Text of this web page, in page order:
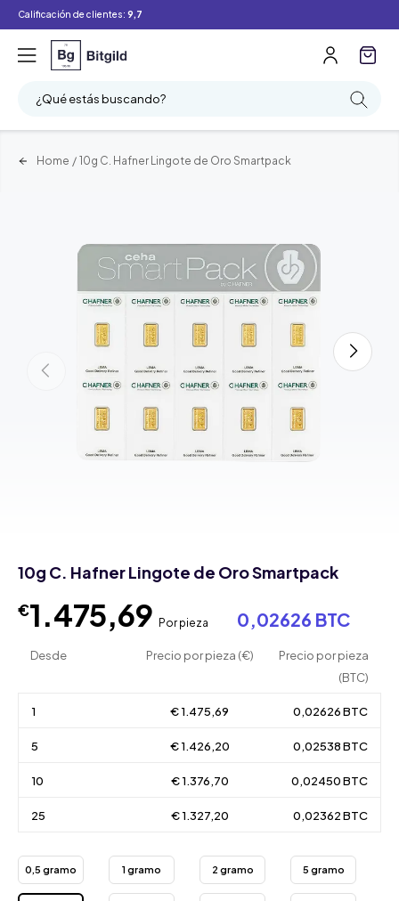
Calificación de clientes: 9,7
¿Qué estás buscando?
Home / 10g C. Hafner Lingote de Oro Smartpack
10g C. Hafner Lingote de Oro Smartpack
€1.475,69 Por pieza 0,02626 BTC
Desde Precio por pieza (€)
Precio por pieza
(BTC)
1 € 1.475,69 0,02626 BTC
5 € 1.426,20 0,02538 BTC
10 € 1.376,70 0,02450 BTC
25 € 1.327,20 0,02362 BTC
0,5 gramo 1 gramo 2 gramo 5 gramo